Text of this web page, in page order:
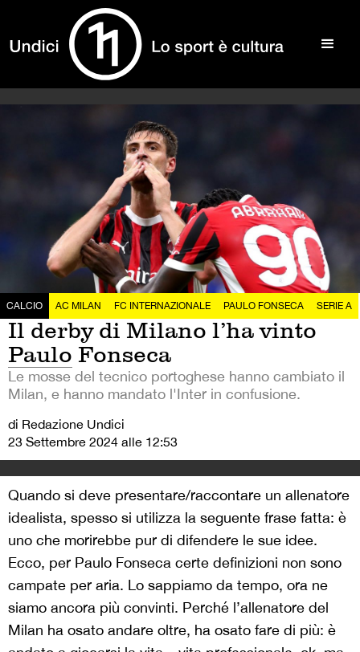
CALCIO AC MILAN FC INTERNAZIONALE PAULO FONSECA SERIE A
Il derby di Milano l’ha vinto
Paulo Fonseca
Le mosse del tecnico portoghese hanno cambiato il
Milan, e hanno mandato l'Inter in confusione.
di Redazione Undici
23 Settembre 2024 alle 12:53
Quando si deve presentare/raccontare un allenatore
idealista, spesso si utilizza la seguente frase fatta: è
uno che morirebbe pur di difendere le sue idee.
Ecco, per Paulo Fonseca certe definizioni non sono
campate per aria. Lo sappiamo da tempo, ora ne
siamo ancora più convinti. Perché l’allenatore del
Milan ha osato andare oltre, ha osato fare di più: è